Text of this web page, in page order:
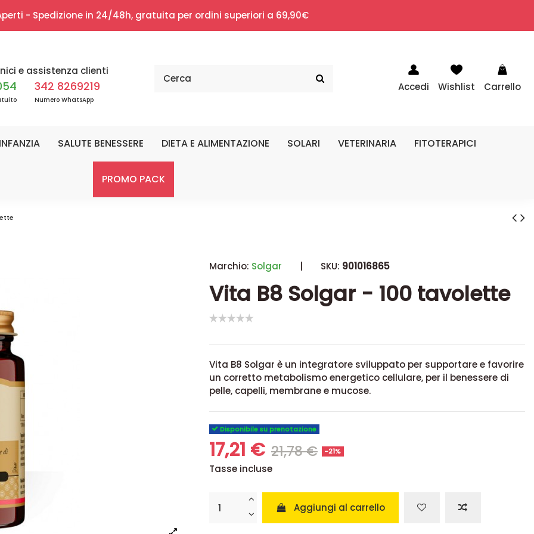
- Spedizione in 24/48h, gratuita per ordini superiori a 69,90€
e assistenza clienti
342 8269219
Numero WhatsApp
Accedi Wishlist Carrello
SALUTE BENESSERE DIETA E ALIMENTAZIONE SOLARI VETERINARIA FITOTERAPICI
PROMO PACK
Marchio: Solgar | SKU: 901016865
Vita B8 Solgar - 100 tavolette
Vita B8 Solgar è un integratore sviluppato per supportare e favorire
un corretto metabolismo energetico cellulare, per il benessere di
pelle, capelli, membrane e mucose.
Disponibile su prenotazione
17,21 € 21,78 € -21%
Tasse incluse
Aggiungi al carrello